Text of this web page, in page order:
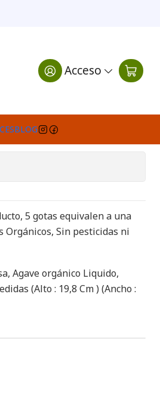
Acceso
BLOG
5 gotas equivalen a una
Orgánicos, Sin pesticidas ni
Agave orgánico Liquido,
(Alto : 19,8 Cm ) (Ancho :